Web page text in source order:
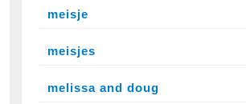
meisje
meisjes
melissa and doug